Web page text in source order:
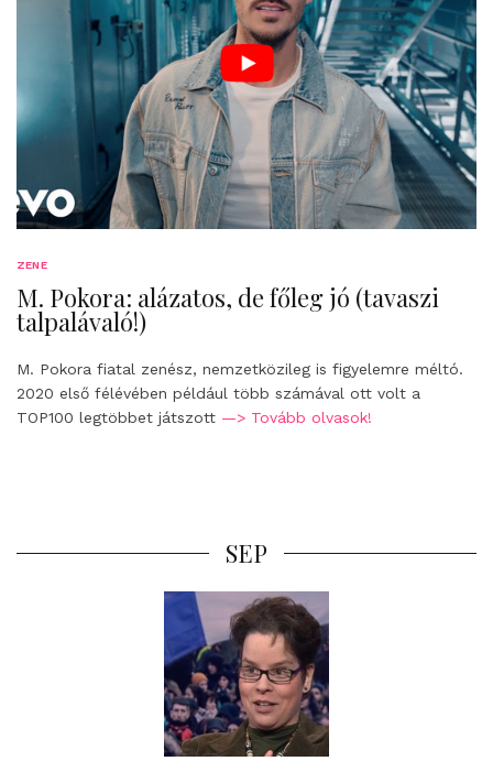
ZENE
M. Pokora: alázatos, de főleg jó (tavaszi
talpalávaló!)
M. Pokora fiatal zenész, nemzetközileg is figyelemre méltó.
2020 első félévében például több számával ott volt a
TOP100 legtöbbet játszott —> Tovább olvasok!
SEP